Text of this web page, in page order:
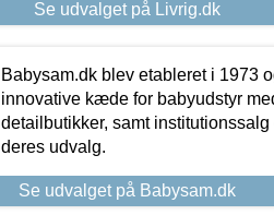
Se udvalget på Livrig.dk
Babysam.dk blev etableret i 1973
innovative kæde for babyudstyr
detailbutikker, samt
deres udvalg.
Se udvalget på Babysam.dk